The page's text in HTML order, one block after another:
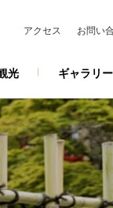
光 ギャラリー
アクセス お問い